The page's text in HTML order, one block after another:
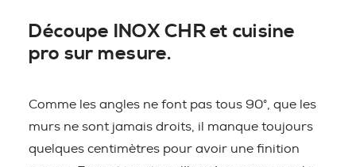
Découpe INOX CHR et cuisine
pro sur mesure.
Comme les angles ne font pas tous 90°, que les
murs ne sont jamais droits, il manque toujours
quelques centimètres pour avoir une finition